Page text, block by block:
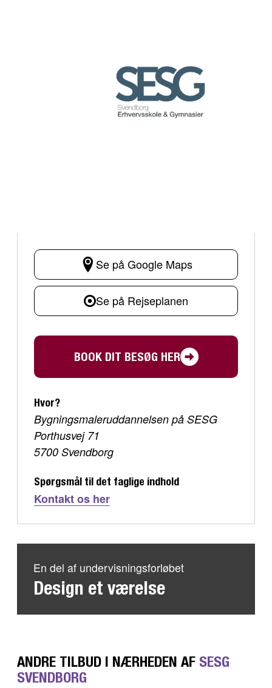
Se på Google Maps
Se på Rejseplanen
BOOK DIT BESØG HER
Hvor?
Bygningsmaleruddannelsen på SESG
Porthusvej 71
5700 Svendborg
Spørgsmål til det faglige indhold
Kontakt os her
En del af undervisningsforløbet
Design et værelse
ANDRE TILBUD I NÆRHEDEN AF SESG
SVENDBORG